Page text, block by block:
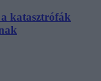
a katasztrófák